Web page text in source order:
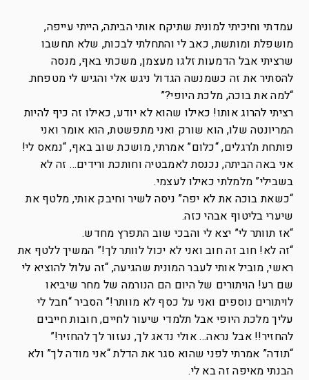
עמדתי וחיכיתי למונית שתיקח אותי הביתה, הייתי עייפה,
מושפלת ומותשת, כאב לי והתחלתי לבכות, שלא תחשבו
שרציתי אבל הדמעות זלגו מעצמן, משכתי באף, מנסה
להסתיר את זה כשמנשה הגדול ניגש אלי והגיש לי מטפחת.
“למה את בוכה, מלכת היופי?”
רציתי להרוג אותו! כאילו שהוא לא יודע, כאילו זה כיף להיות
המריונטה שלו, הוא שורק ואני מתפשטת, הוא אומר ואני
פותחת ת’רגלים, “כלום” אמרתי, מושכת שוב באף, “נמאס לי!
אני באה הביתה, נכנסת לאמבטיה וחותכת ורידים… זה לא
בשבילי” מלמלתי כאילו לעצמי.
“כשאת בוכה את לא יפה” ניסה לשיר וחיבק אותי, מלטף את
שיערי בליטוף אבהי כזה.
“אז תוותר לי” יצא לי והבכי שוב התפרץ מחדש.
“זה לא! חוב זה חוב ואני לא יכול לוותר לך!” המשיך ללטף את
ראשי, מוביל אותי לעבר המונית שהגיעה, “זה עלול להוציא לי
שם רע! הויתורים של היום הם הנורמה של מחר שיביאו
לויתורים נוספים ואני על כסף לא מוותר!” הסביר “חבל לי
עליך מלכת היופי אבל תלמדי שיעור לחיים, חובות חייבים
להחזיר!! אבל נראה… אולי נדאג לך, נעזור לך להחזיר!”
“תודה” אמרתי לפני שהוא סגר את הדלת “אני מודה לך” ולא
הבנתי מאיפה זה בא לי.